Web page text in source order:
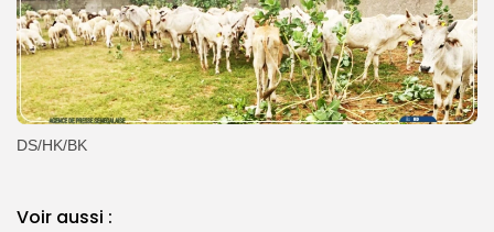
DS/HK/BK
Voir aussi :